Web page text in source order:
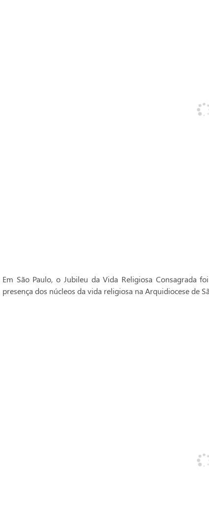
Em São Paulo, o Jubileu da Vida Religiosa Consagrada
presença dos núcleos da vida religiosa na Arquidiocese de